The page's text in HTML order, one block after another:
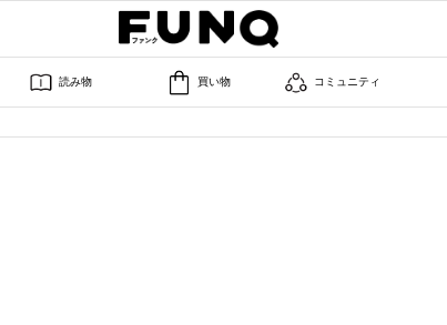
読み物 買い物 コミュニティ